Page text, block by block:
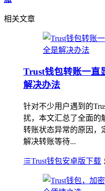
相关文章
Trust钱包转账一直
解决办法
针对不少用户遇到的
扰，本文汇总了全面的
转账状态异常的原因，
解决转账等待...
Trust钱包安卓版下载